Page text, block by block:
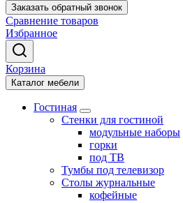
Заказать обратный звонок
Сравнение товаров
Избранное
Корзина
Каталог мебели
Гостиная
Стенки для гостиной
модульные наборы
горки
под ТВ
Тумбы под телевизор
Столы журнальные
кофейные